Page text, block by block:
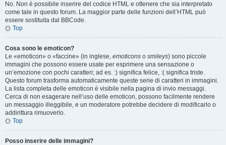
No. Non è possibile inserire del codice HTML e ottenere che sia interpretato
come tale in questo forum. La maggior parte delle funzioni dell’HTML può
essere sostituita dal BBCode.
Top
Cosa sono le emoticon?
Le «emoticon» o «faccine» (in inglese, emoticons o smileys) sono piccole
immagini che possono essere usate per esprimere una sensazione o
un’emozione con pochi caratteri; ad es. :) significa felice, :( significa triste.
Questo forum trasforma automaticamente queste serie di caratteri in immagini.
La lista completa delle emoticon è visibile nella pagina di invio messaggi.
Cerca di non esagerare nell’uso delle emoticon, possono facilmente rendere
un messaggio illeggibile, e un moderatore potrebbe decidere di modificarlo o
addirittura rimuoverlo.
Top
Posso inserire delle immagini?